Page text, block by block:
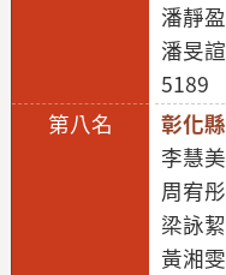
潘靜盈
潘旻諠
5189
彰化縣
李慧美
周宥彤
梁詠絜
黃湘雯